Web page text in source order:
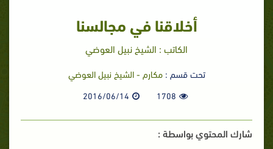
أخلاقنا في مجالسنا
الكاتب : الشيخ نبيل العوضي
تحت قسم :مكارم - الشيخ نبيل العوضي
1708
2016/06/14
شارك المحتوي بواسطة :